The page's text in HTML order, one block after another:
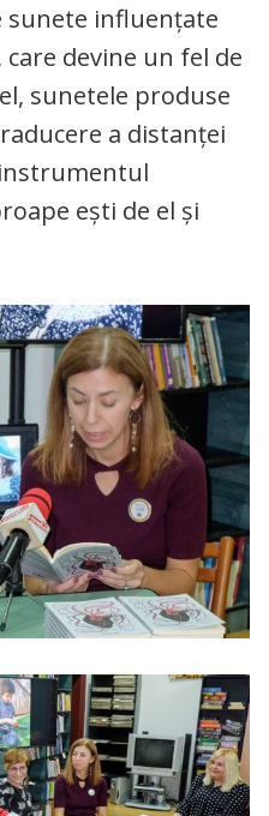
sunete influențate
devine un fel de
sunetele produse
a distanței
ești de el și